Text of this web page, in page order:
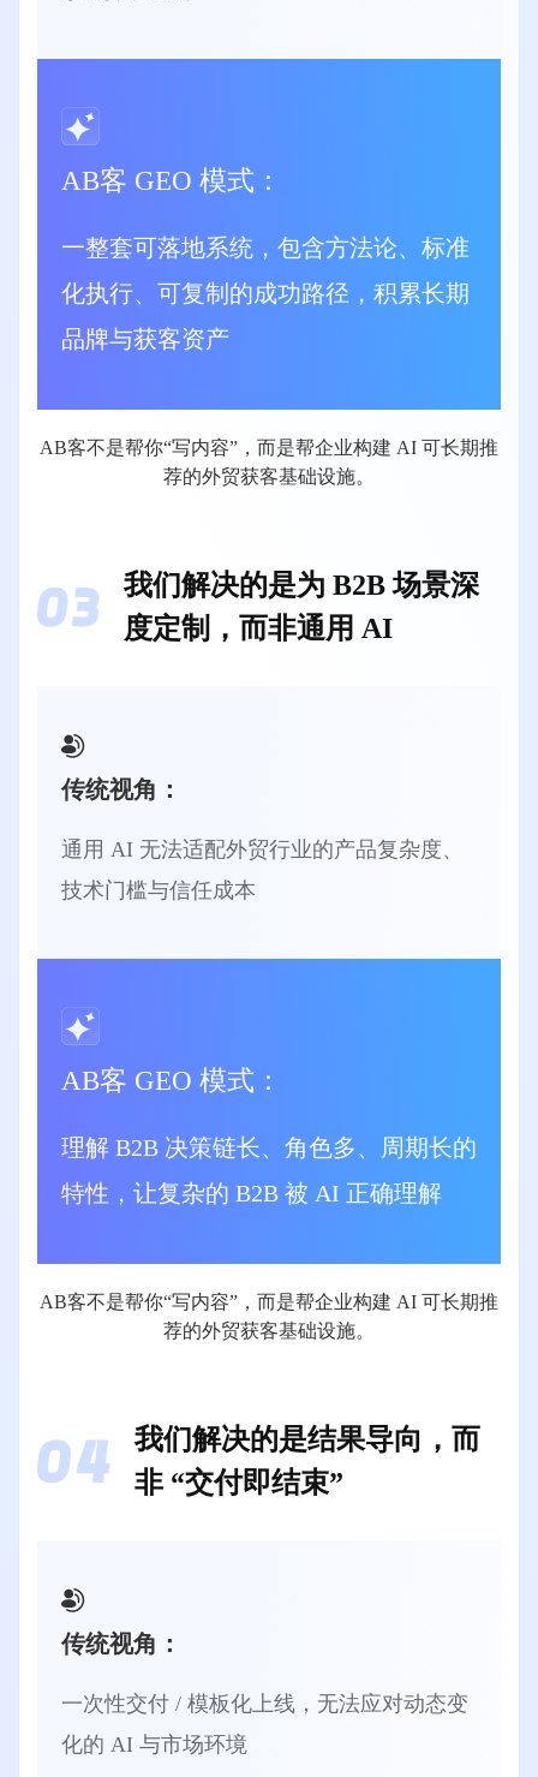
AB客 GEO 模式：
一整套可落地系统，包含方法论、标准
化执行、可复制的成功路径，积累长期
品牌与获客资产
AB客不是帮你“写内容”，⽽是帮企业构建 AI 可⻓期推
荐的外贸获客基础设施。
我们解决的是为 B2B 场景深
度定制，而非通用 AI
传统视角：
通用 AI 无法适配外贸行业的产品复杂度、
技术门槛与信任成本
AB客 GEO 模式：
理解 B2B 决策链长、角色多、周期长的
特性，让复杂的 B2B 被 AI 正确理解
AB客不是帮你“写内容”，⽽是帮企业构建 AI 可⻓期推
荐的外贸获客基础设施。
我们解决的是结果导向，而
非 “交付即结束”
传统视角：
一次性交付 / 模板化上线，无法应对动态变
化的 AI 与市场环境